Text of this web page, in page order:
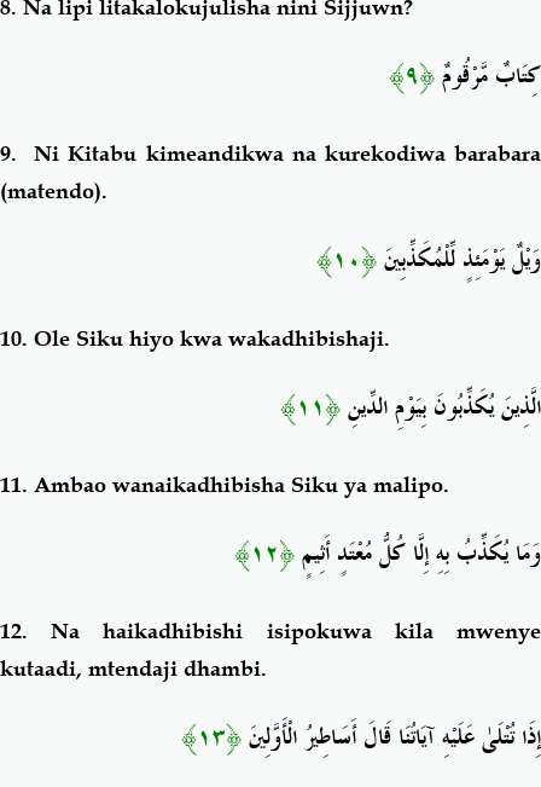
8. Na lipi litakalokujulisha nini Sijjuwn?
كِتَابٌ مَّرْقُومٌ﴿٩﴾
9.
Ni Kitabu kimeandikwa na kurekodiwa barabara
(matendo).
وَيْلٌ يَوْمَئِذٍ لِّلْمُكَذِّبِينَ﴿١٠﴾
10. Ole Siku hiyo kwa wakadhibishaji.
الَّذِينَ يُكَذِّبُونَ بِيَوْمِ الدِّينِ﴿١١﴾
11. Ambao wanaikadhibisha Siku ya malipo.
وَمَا يُكَذِّبُ بِهِ إِلَّا كُلُّ مُعْتَدٍ أَثِيمٍ﴿١٢﴾
12.Na haikadhibishi isipokuwa kila mwenye
kutaadi, mtendaji dhambi.
إِذَا تُتْلَىٰ عَلَيْهِ آيَاتُنَا قَالَ أَسَاطِيرُ الْأَوَّلِينَ﴿١٣﴾